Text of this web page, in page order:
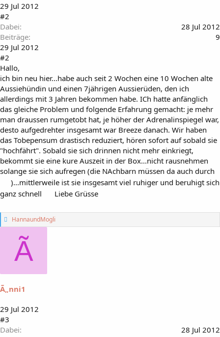
29 Jul 2012
#2
Dabei
28 Jul 2012
Beiträge
9
29 Jul 2012
#2
Hallo,
ich bin neu hier...habe auch seit 2 Wochen eine 10 Wochen alte
Aussiehündin und einen 7jährigen Aussierüden, den ich
allerdings mit 3 Jahren bekommen habe. ICh hatte anfänglich
das gleiche Problem und folgende Erfahrung gemacht: je mehr
man draussen rumgetobt hat, je höher der Adrenalinspiegel war,
desto aufgedrehter insgesamt war Breeze danach. Wir haben
das Tobepensum drastisch reduziert, hören sofort auf sobald sie
"hochfährt". Sobald sie sich drinnen nicht mehr einkriegt,
bekommt sie eine kure Auszeit in der Box...nicht rausnehmen
solange sie sich aufregen (die NAchbarn müssen da auch durch
)...mittlerweile ist sie insgesamt viel ruhiger und beruhigt sich
ganz schnell
Liebe Grüsse
G
e
m
r
HannaundMogli
Ã
Ã„nni1
29 Jul 2012
#3
Dabei
28 Jul 2012